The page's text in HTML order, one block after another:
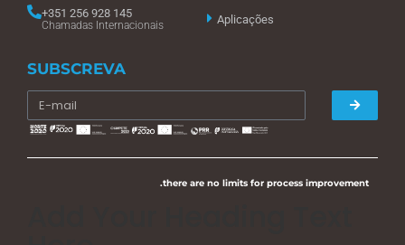
+351 256 928 145
Chamadas Internacionais Aplicações
SUBSCREVA
.there are no limits for process improvement